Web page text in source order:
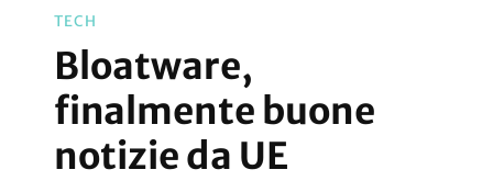
TECH
Bloatware,
finalmente buone
notizie da UE